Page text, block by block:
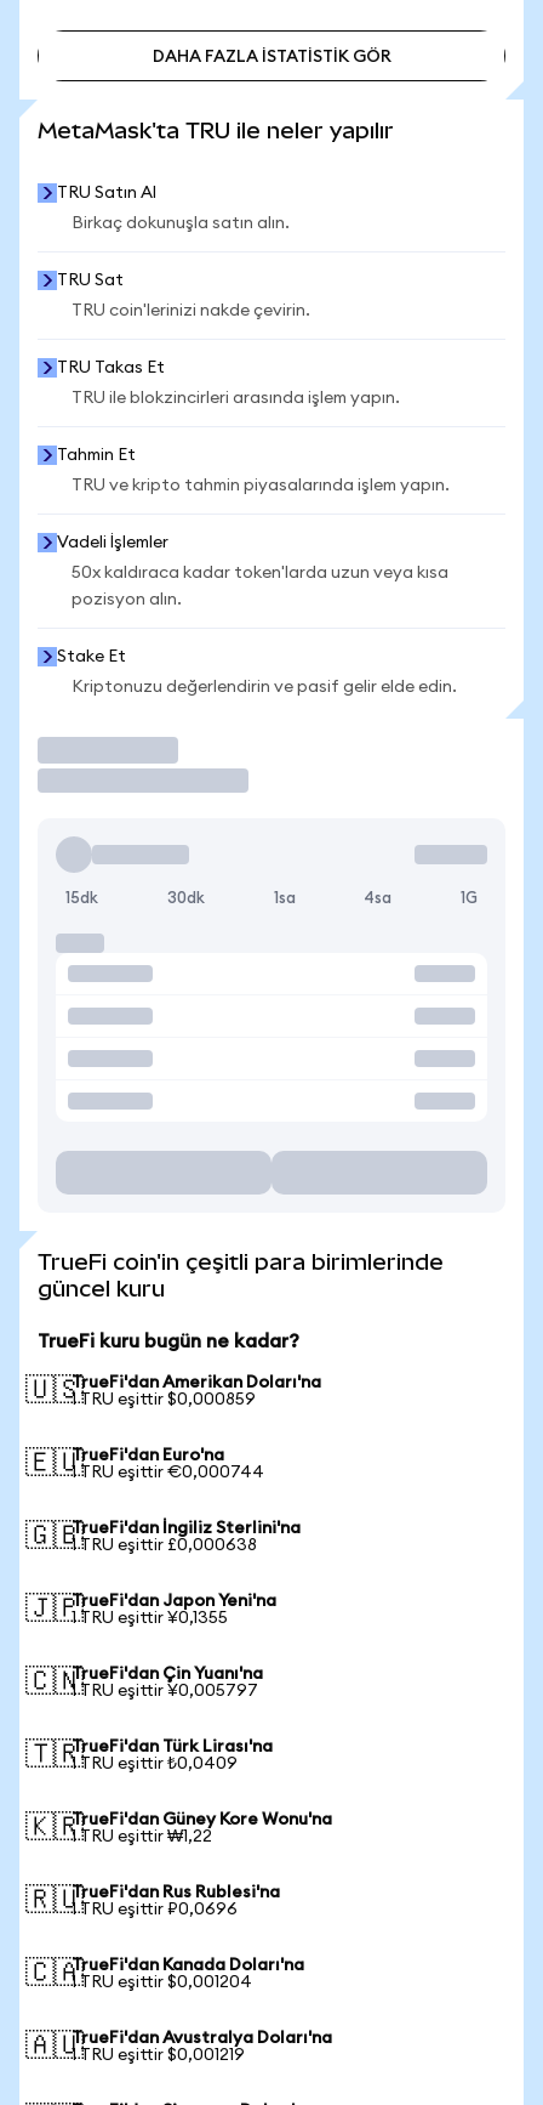
DAHA FAZLA İSTATİSTİK GÖR
MetaMask'ta TRU ile neler yapılır
TRU Satın Al
Birkaç dokunuşla satın alın.
TRU Sat
TRU coin'lerinizi nakde çevirin.
TRU Takas Et
TRU ile blokzincirleri arasında işlem yapın.
Tahmin Et
TRU ve kripto tahmin piyasalarında işlem yapın.
Vadeli İşlemler
50x kaldıraca kadar token'larda uzun veya kısa
pozisyon alın.
Stake Et
Kriptonuzu değerlendirin ve pasif gelir elde edin.
15dk 30dk 1sa 4sa 1G
TrueFi coin'in çeşitli para birimlerinde
güncel kuru
TrueFi kuru bugün ne kadar?
🇺🇸TrueFi'dan Amerikan Doları'na
1 TRU eşittir $0,000859
🇪🇺TrueFi'dan Euro'na
1 TRU eşittir €0,000744
🇬🇧TrueFi'dan İngiliz Sterlini'na
1 TRU eşittir £0,000638
🇯🇵TrueFi'dan Japon Yeni'na
1 TRU eşittir ¥0,1355
🇨🇳TrueFi'dan Çin Yuanı'na
1 TRU eşittir ¥0,005797
🇹🇷TrueFi'dan Türk Lirası'na
1 TRU eşittir ₺0,0409
🇰🇷TrueFi'dan Güney Kore Wonu'na
1 TRU eşittir ₩1,22
🇷🇺TrueFi'dan Rus Rublesi'na
1 TRU eşittir ₽0,0696
🇨🇦TrueFi'dan Kanada Doları'na
1 TRU eşittir $0,001204
🇦🇺TrueFi'dan Avustralya Doları'na
1 TRU eşittir $0,001219